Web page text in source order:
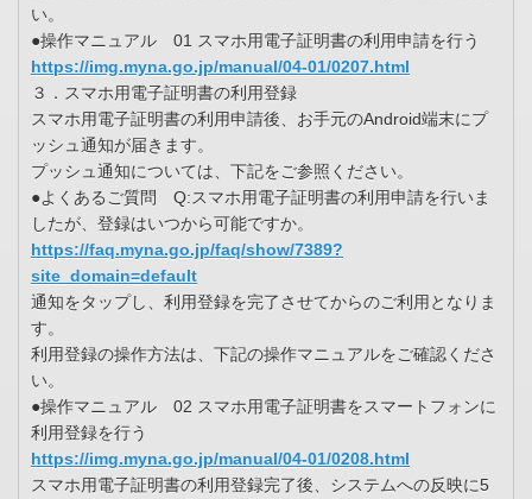
い。
●操作マニュアル 01 スマホ用電子証明書の利用申請を行う
https://img.myna.go.jp/manual/04-01/0207.html
３．スマホ用電子証明書の利用登録
スマホ用電子証明書の利用申請後、お手元のAndroid端末にプ
ッシュ通知が届きます。
プッシュ通知については、下記をご参照ください。
●よくあるご質問 Q:スマホ用電子証明書の利用申請を行いま
したが、登録はいつから可能ですか。
https://faq.myna.go.jp/faq/show/7389?
site_domain=default
通知をタップし、利用登録を完了させてからのご利用となりま
す。
利用登録の操作方法は、下記の操作マニュアルをご確認くださ
い。
●操作マニュアル 02 スマホ用電子証明書をスマートフォンに
利用登録を行う
https://img.myna.go.jp/manual/04-01/0208.html
スマホ用電子証明書の利用登録完了後、システムへの反映に5